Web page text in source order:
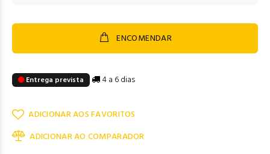
ENCOMENDAR
Entrega prevista 4 a 6 dias
ADICIONAR AOS FAVORITOS
ADICIONAR AO COMPARADOR